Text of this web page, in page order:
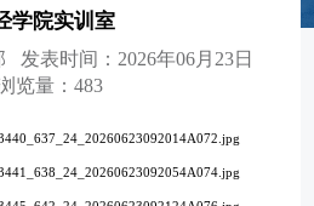
学院实训室
发表时间：2026年06月23日
览量：483